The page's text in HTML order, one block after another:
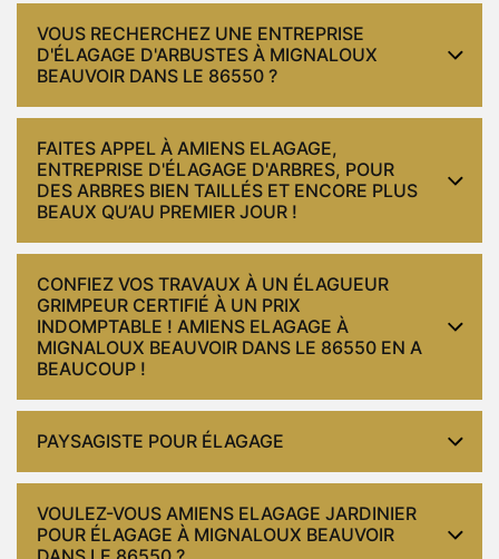
VOUS RECHERCHEZ UNE ENTREPRISE
D'ÉLAGAGE D'ARBUSTES À MIGNALOUX
BEAUVOIR DANS LE 86550 ?
FAITES APPEL À AMIENS ELAGAGE,
ENTREPRISE D'ÉLAGAGE D'ARBRES, POUR
DES ARBRES BIEN TAILLÉS ET ENCORE PLUS
BEAUX QU’AU PREMIER JOUR !
CONFIEZ VOS TRAVAUX À UN ÉLAGUEUR
GRIMPEUR CERTIFIÉ À UN PRIX
INDOMPTABLE ! AMIENS ELAGAGE À
MIGNALOUX BEAUVOIR DANS LE 86550 EN A
BEAUCOUP !
PAYSAGISTE POUR ÉLAGAGE
VOULEZ-VOUS AMIENS ELAGAGE JARDINIER
POUR ÉLAGAGE À MIGNALOUX BEAUVOIR